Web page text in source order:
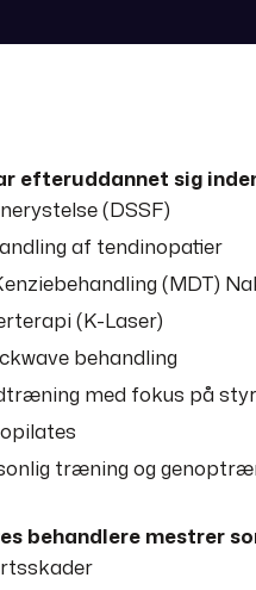
efteruddannet sig
(DSSF)
af tendinopatier
(MDT)
(K-Laser)
behandling
med fokus på
træning og
behandlere mestrer